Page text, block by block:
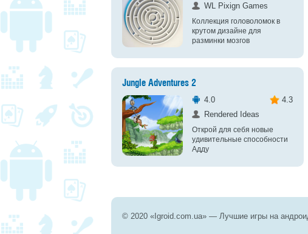
WL Pixign Games
Коллекция головоломок в
крутом дизайне для
разминки мозгов
Jungle Adventures 2
4.0
4.3
Rendered Ideas
Открой для себя новые
удивительные способности
Адду
© 2020 «Igroid.com.ua» — Лучшие игры на